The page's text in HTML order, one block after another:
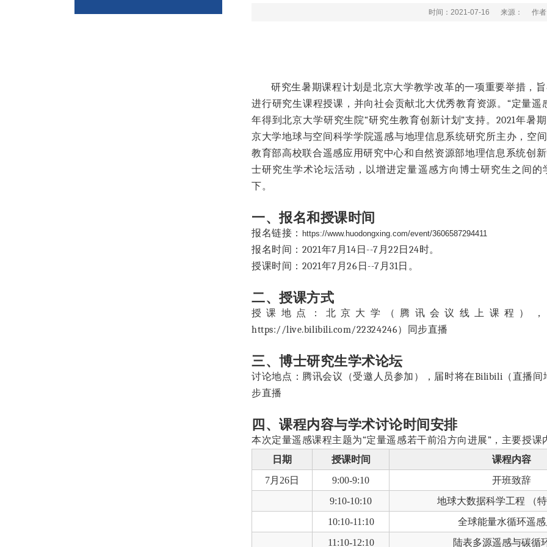
时间：2021-07-16 来源： 作
研究生暑期课程计划是北京大学教学改革的一项重要举措，
进行研究生课程授课，并向社会贡献北大优秀教育资源。 “定量遥
年得到北京大学研究生院“研究生教育创新计划”支持。 2021年暑
京大学地球与空间科学学院遥感与地理信息系统研究所主办，空
教育部高校联合遥感应用研究中心和自然资源部地理信息系统创
士研究生学术论坛活动，以增进定量遥感方向博士研究生之间
下。
一、报名和授课时间
报名链接： https://www.huodongxing.com/event/3606587294411
报名时间： 2021年7 月14 日--7 月22 日 24时。
授课时间： 2021年7 月26 日--7 月31日。
二、授课方式
授课地点：北京大学（ 腾讯会议 线上课程）
https://live.bilibili.com/22324246）同步直播
三、博士研究生学术论坛
讨论地点： 腾讯会议 （受邀人员参加），届时将在Bilibili （直播
步直播
四、课程内容与学术讨论时间安排
本次定量遥感课程主题为“定量遥感若干前沿方向进展” ，主要授课
日期
授课时间
课程内容
7月26日
9:00-9:10
开班致辞
9:10-10:10
地球大数据科学工程 （
10:10-11:10
全球能量水循环遥
11:10-12:10
陆表多源遥感与碳循